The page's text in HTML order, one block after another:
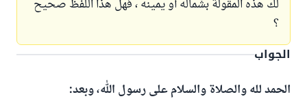
لك هذه المقولة بشماله أو يمينه ، فهل هذا اللفظ صحيح
؟
الجواب
الحمد لله والصلاة والسلام على رسول الله، وبعد: